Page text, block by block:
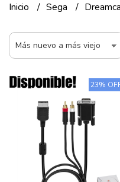
Inicio Sega
23%